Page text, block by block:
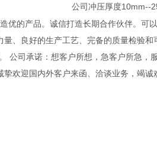
公司冲压厚度10mm--
的产品。诚信打造长期合作伙伴。可
、良好的生产工艺、完备的质量检验和
公司承诺：想客户所想，急客户所急，
欢迎国内外客户来函、洽谈业务，竭
盘